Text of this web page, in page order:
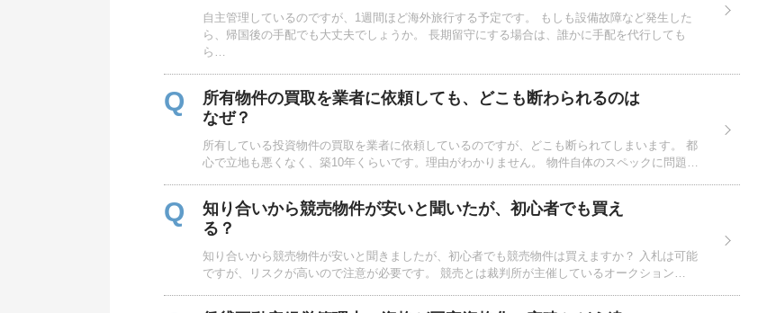
自主管理しているのですが、1週間ほど海外旅行する予定です。 もしも設備故障など発生した
ら、帰国後の手配でも大丈夫でしょうか。 長期留守にする場合は、誰かに手配を代行しても
ら…
Q
所有物件の買取を業者に依頼しても、どこも断わられるのは
なぜ？
所有している投資物件の買取を業者に依頼しているのですが、どこも断られてしまいます。 都
心で立地も悪くなく、築10年くらいです。理由がわかりません。 物件自体のスペックに問題…
Q
知り合いから競売物件が安いと聞いたが、初心者でも買え
る？
知り合いから競売物件が安いと聞きましたが、初心者でも競売物件は買えますか？ 入札は可能
ですが、リスクが高いので注意が必要です。 競売とは裁判所が主催しているオークション…